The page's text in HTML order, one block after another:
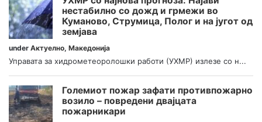
нестабилно со дожд и грмежи во
Куманово, Струмица, Полог и на југот од
земјава
under Актуелно, Македонија
Управата за хидрометеоролошки работи (УХМР) излезе со н...
Големиот пожар зафати противпожарно
возило – повредени двајцата
пожарникари